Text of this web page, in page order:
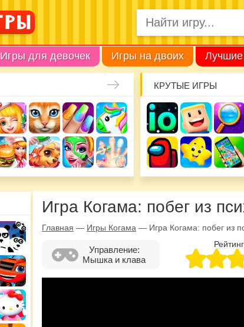
Игры для девочек Игры на двоих
КРУТЫЕ ИГРЫ
Игра Когама: побег из
Главная — Игры Когама — Игра Когама: побег из
Управление:
Мышка и клава